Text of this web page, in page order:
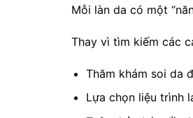
Mỗi làn da có một
Thay vì tìm kiếm các
Thăm khám soi da
Lựa chọn liệu trình